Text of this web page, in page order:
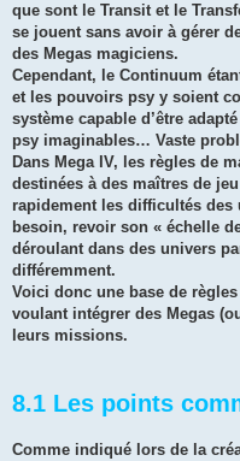
que sont le Transit et le
se jouent sans avoir à gérer
des Megas magiciens.
Cependant, le Continuum
et les pouvoirs psy y soient
système capable d’être
psy imaginables… Vaste
Dans Mega IV, les règles de
destinées à des maîtres de
rapidement les difficultés
besoin, revoir son « échelle
déroulant dans des univers
différemment.
Voici donc une base de
voulant intégrer des Megas
leurs missions.
8.1 Les points
Comme indiqué lors de la